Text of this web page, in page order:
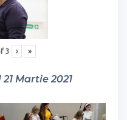
3 › »
Martie 2021